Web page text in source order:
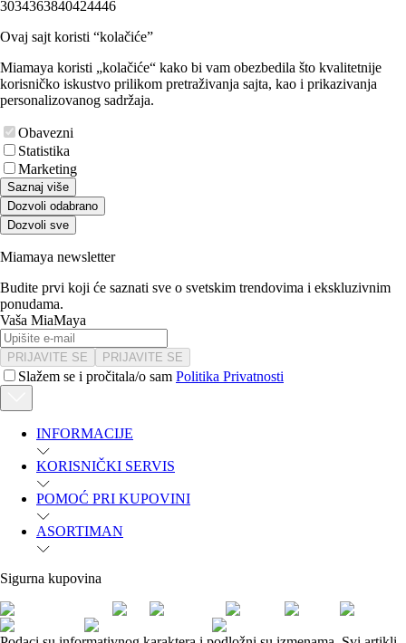
3034363840424446
Ovaj sajt koristi “kolačiće”
Miamaya koristi „kolačiće“ kako bi vam obezbedila što kvalitetnije
korisničko iskustvo prilikom pretraživanja sajta, kao i prikazivanja
personalizovanog sadržaja.
Obavezni
Statistika
Marketing
Saznaj više
Dozvoli odabrano
Dozvoli sve
Miamaya newsletter
Budite prvi koji će saznati sve o svetskim trendovima i ekskluzivnim
ponudama.
Vaša MiaMaya
PRIJAVITE SE PRIJAVITE SE
Slažem se i pročitala/o sam Politika Privatnosti
INFORMACIJE
KORISNIČKI SERVIS
POMOĆ PRI KUPOVINI
ASORTIMAN
Sigurna kupovina